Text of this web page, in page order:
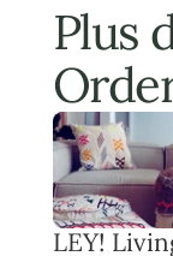
Plus
LEY!